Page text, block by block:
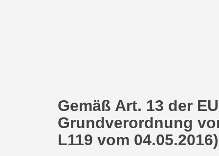
Gemäß Art. 13 der
Grundverordnung
L119 vom